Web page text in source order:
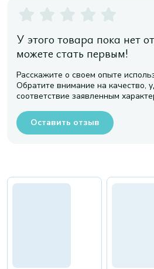
У этого товара пока нет
можете стать первым!
Расскажите о своем опыте
Обратите внимание на качество,
соответствие заявленным
Оставить отзыв